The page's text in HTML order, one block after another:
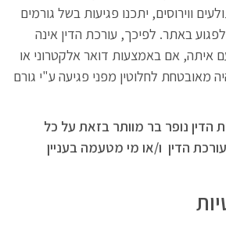
ווירוסים, יתכנו פגיעות בשל גורמים
באתר. לפיכך, עורכת הדין אינה
איתה, אם באמצעות דואר אלקטרוני או
מאובטחת לחלוטין מפני פגיעה ע"י גורם
נופר בר מוותר בזאת על כל
הדין ו/או מי מטעמה בעניין